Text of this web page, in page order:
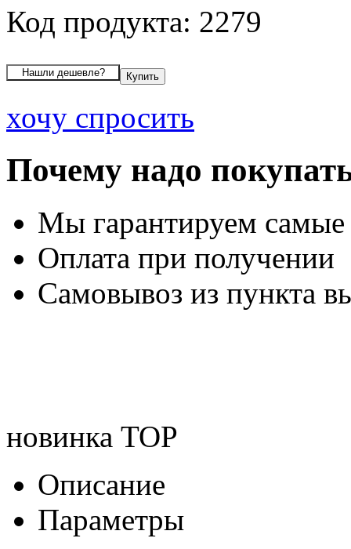
Код продукта: 2279
хочу спросить
Почему надо
Мы гарантируем
Оплата при получении
Самовывоз из пункта
новинка TOP
Описание
Параметры